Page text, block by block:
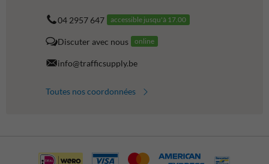
04 2957 647 accessible jusqu'à 17.00
Discuter avec nous online
info@trafficsupply.be
Toutes nos coordonnées